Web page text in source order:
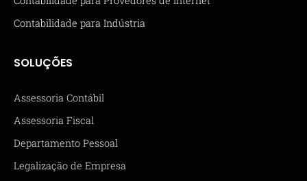
Contabilidade para Indústria
SOLUÇÕES
Assessoria Contábil
Assessoria Fiscal
Departamento Pessoal
Legalização de Empresa